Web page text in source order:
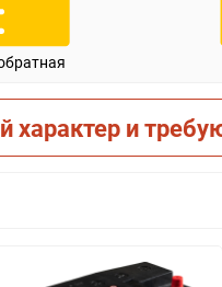
характер и